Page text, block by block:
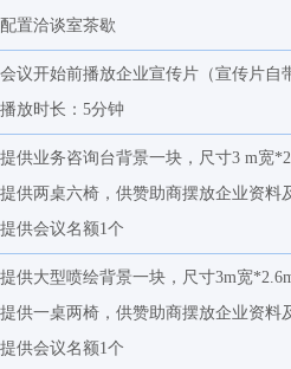
有限公司
有限公司
有限公司
司供销分公司
总公司
集团）有限公司
有限公司
置洽谈室茶歇
议开始前播放企业宣传片（宣传片自
放时长：5分钟
供业务咨询台背景一块，尺寸3 m宽
供两桌六椅，供赞助商摆放企业资料
供会议名额1个
供大型喷绘背景一块，尺寸3m宽
供一桌两椅，供赞助商摆放企业资料
供会议名额1个